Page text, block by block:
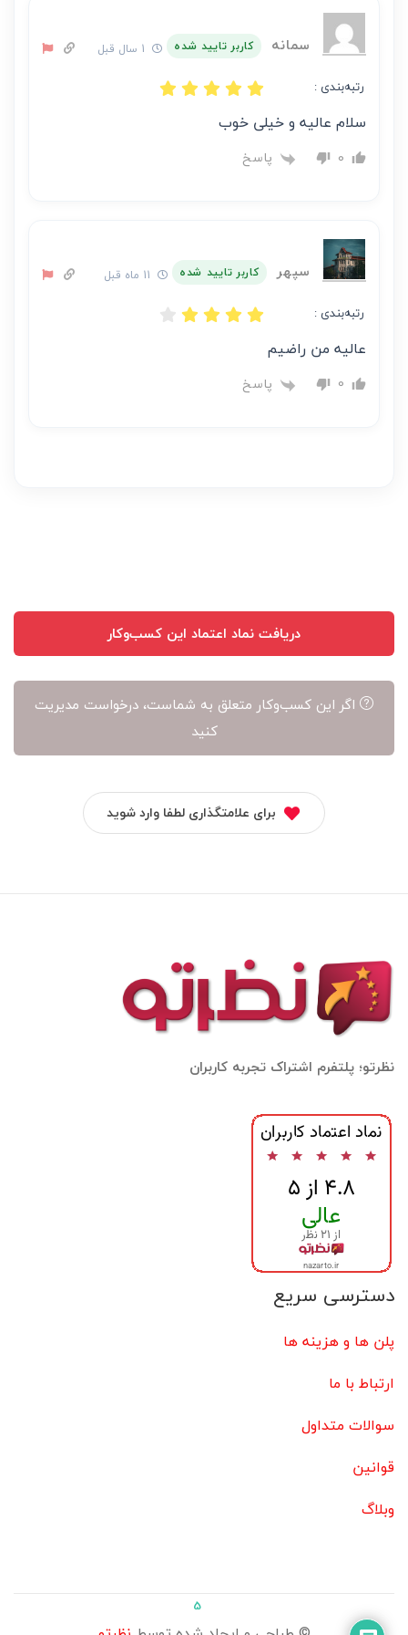
سمانه کاربر تایید شده
رتبه‌بندی :
سلام عالیه و خیلی خوب
0 پاسخ
سپهر کاربر تایید شده
رتبه‌بندی :
عالیه من راضیم
0 پاسخ
دریافت نماد اعتماد این کسب‌وکار
اگر این کسب‌وکار متعلق به شماست، درخواست مدیریت
کنید
برای علامتگذاری لطفا وارد شوید
نظرتو؛ پلتفرم اشتراک تجربه کاربران
دسترسی سریع
پلن ها و هزینه ها
ارتباط با ما
سوالات متداول
قوانین
وبلاگ
5